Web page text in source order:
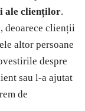
ale clienților.
deoarece clienții
altor persoane
despre
sau l-a ajutat
de